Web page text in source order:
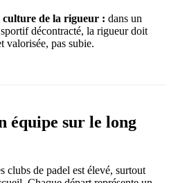
de la rigueur : dans un
décontracté, la rigueur doit
valorisée, pas subie.
équipe sur le long
clubs de padel est élevé, surtout